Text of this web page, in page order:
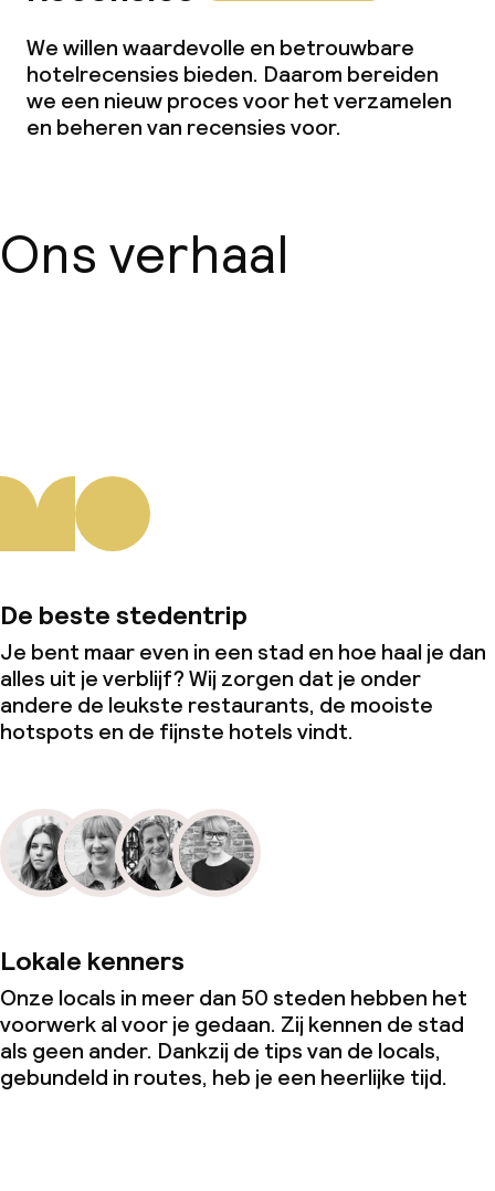
We willen waardevolle en betrouwbare
hotelrecensies bieden. Daarom bereiden
we een nieuw proces voor het verzamelen
en beheren van recensies voor.
Ons verhaal
De beste stedentrip
Je bent maar even in een stad en hoe haal je dan
alles uit je verblijf? Wij zorgen dat je onder
andere de leukste restaurants, de mooiste
hotspots en de fijnste hotels vindt.
Lokale kenners
Onze locals in meer dan 50 steden hebben het
voorwerk al voor je gedaan. Zij kennen de stad
als geen ander. Dankzij de tips van de locals,
gebundeld in routes, heb je een heerlijke tijd.